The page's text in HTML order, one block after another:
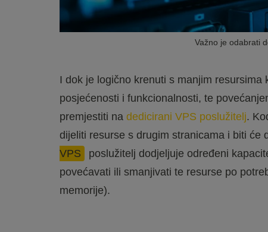
Važno je odabrati
I dok je logično krenuti s manjim
posjećenosti i funkcionalnosti, te
premjestiti na dedicirani VPS poslužitelj.
dijeliti resurse s drugim stranicama i biti će
VPS
poslužitelj dodjeljuje određeni
povećavati ili smanjivati te resurse po
memorije).